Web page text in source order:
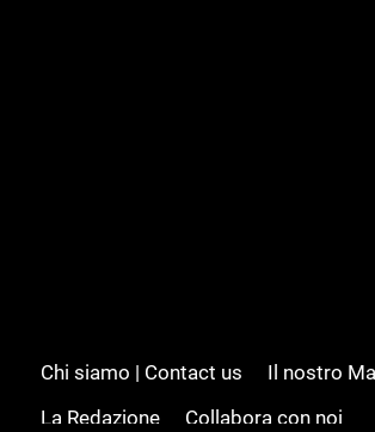
Chi siamo | Contact us
Il nostro
La Redazione
Collabora con noi